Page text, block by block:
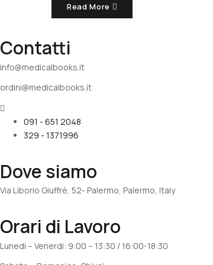
Read More
Contatti
info@medicalbooks.it
ordini@medicalbooks.it
091 - 651 2048
329 - 1371996
Dove siamo
Via Liborio Giuffrè, 52- Palermo, Palermo, Italy
Orari di Lavoro
Lunedi – Venerdi: 9:00 – 13:30 / 16:00-18:30